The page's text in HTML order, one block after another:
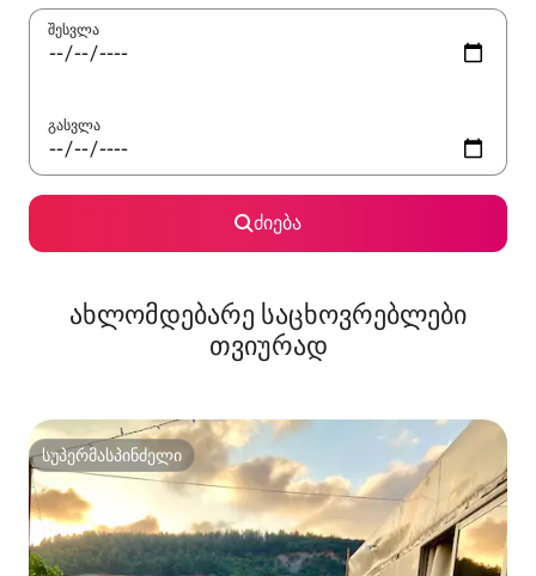
შესვლა
გასვლა
ძიება
ახლომდებარე საცხოვრებლები
თვიურად
სუპერმასპინძელი
სუპერმასპინძელი